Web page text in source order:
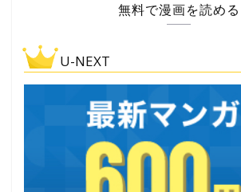
無料で漫画を読める
U-NEXT